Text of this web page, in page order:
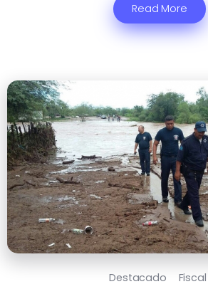
Read More
Destacado Fiscal